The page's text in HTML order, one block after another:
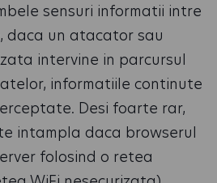
sensuri informatii intre
daca un atacator sau
intervine in parcursul
informatiile continute
Desi foarte rar,
intampla daca browserul
folosind o retea